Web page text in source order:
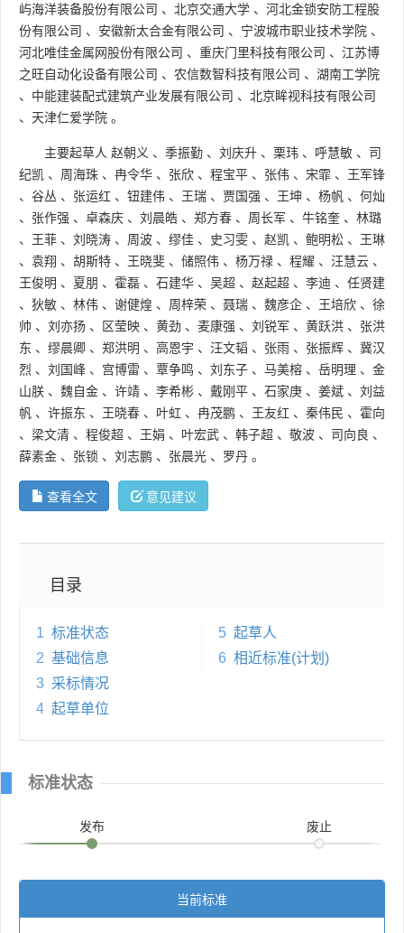
屿海洋装备股份有限公司 、 北京交通大学 、 河北金锁安防工程股
份有限公司 、 安徽新太合金有限公司 、 宁波城市职业技术学院 、
河北唯佳金属网股份有限公司 、 重庆门里科技有限公司 、 江苏博
之旺自动化设备有限公司 、 农信数智科技有限公司 、 湖南工学院
、 中能建装配式建筑产业发展有限公司 、 北京眸视科技有限公司
、 天津仁爱学院 。
主要起草人 赵朝义 、 季振勤 、 刘庆升 、 栗玮 、 呼慧敏 、 司
纪凯 、 周海珠 、 冉令华 、 张欣 、 程宝平 、 张伟 、 宋霏 、 王军锋
、 谷丛 、 张运红 、 钮建伟 、 王瑞 、 贾国强 、 王坤 、 杨帆 、 何灿
、 张作强 、 卓森庆 、 刘晨皓 、 郑方春 、 周长军 、 牛铭奎 、 林璐
、 王菲 、 刘晓涛 、 周波 、 缪佳 、 史习雯 、 赵凯 、 鲍明松 、 王琳
、 袁翔 、 胡斯特 、 王晓斐 、 储照伟 、 杨万禄 、 程耀 、 汪慧云 、
王俊明 、 夏朋 、 霍磊 、 石建华 、 吴超 、 赵起超 、 李迪 、 任贤建
、 狄敏 、 林伟 、 谢健煌 、 周梓荣 、 聂瑞 、 魏彦企 、 王培欣 、 徐
帅 、 刘亦扬 、 区莹映 、 黄劲 、 麦康强 、 刘锐军 、 黄跃洪 、 张洪
东 、 缪晨卿 、 郑洪明 、 高恩宇 、 汪文韬 、 张雨 、 张振辉 、 冀汉
烈 、 刘国峰 、 宫博雷 、 覃争鸣 、 刘东子 、 马美榕 、 岳明理 、 金
山朕 、 魏自金 、 许靖 、 李希彬 、 戴刚平 、 石家庚 、 姜斌 、 刘益
帆 、 许振东 、 王晓春 、 叶虹 、 冉茂鹏 、 王友红 、 秦伟民 、 霍向
、 梁文清 、 程俊超 、 王娟 、 叶宏武 、 韩子超 、 敬波 、 司向良 、
薛素金 、 张锁 、 刘志鹏 、 张晨光 、 罗丹 。
查看全文 意见建议
目录
1 标准状态
2 基础信息
3 采标情况
4 起草单位
5 起草人
6 相近标准(计划)
标准状态
发布 废止
当前标准